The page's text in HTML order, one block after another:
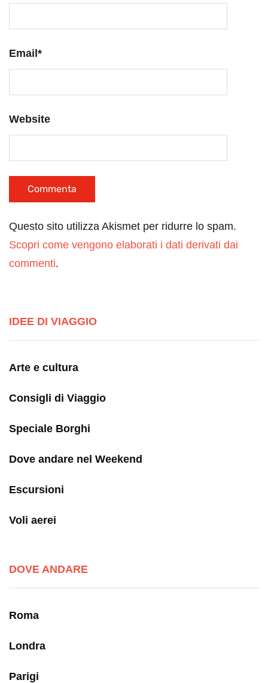
Email*
Website
Questo sito utilizza Akismet per ridurre lo spam.
Scopri come vengono elaborati i dati derivati dai
commenti.
IDEE DI VIAGGIO
Arte e cultura
Consigli di Viaggio
Speciale Borghi
Dove andare nel Weekend
Escursioni
Voli aerei
DOVE ANDARE
Roma
Londra
Parigi